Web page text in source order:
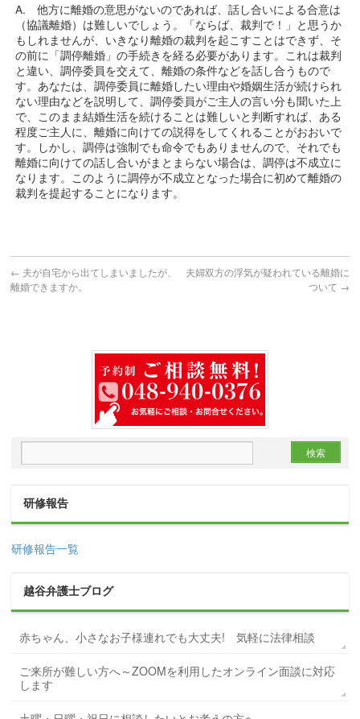
A. 他方に離婚の意思がないのであれば、話し合いによる合意は
（協議離婚）は難しいでしょう。「ならば、裁判で！」と思うか
もしれませんが、いきなり離婚の裁判を起こすことはできず、そ
の前に「調停離婚」の手続きを経る必要があります。これは裁判
と違い、調停委員を交えて、離婚の条件などを話し合うもので
す。あなたは、調停委員に離婚したい理由や婚姻生活が続けられ
ない理由などを説明して、調停委員がご主人の言い分も聞いた上
で、このまま結婚生活を続けることは難しいと判断すれば、ある
程度ご主人に、離婚に向けての説得をしてくれることがおおいで
す。しかし、調停は強制でも命令でもありませんので、それでも
離婚に向けての話し合いがまとまらない場合は、調停は不成立に
なります。このように調停が不成立となった場合に初めて離婚の
裁判を提起することになります。
← 夫が自宅から出てしまいましたが、
離婚できますか。
夫婦双方の浮気が疑われている離婚に
ついて →
研修報告
研修報告一覧
越谷弁護士ブログ
赤ちゃん、小さなお子様連れでも大丈夫! 気軽に法律相談
ご来所が難しい方へ～ZOOMを利用したオンライン面談に対応
します